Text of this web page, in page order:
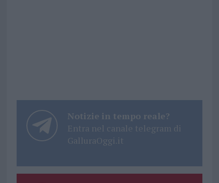
Notizie in tempo reale?
Entra nel canale telegram di
GalluraOggi.it